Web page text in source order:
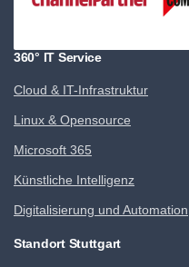
360° IT Service
Cloud & IT-Infrastruktur
Linux & Opensource
Microsoft 365
Künstliche Intelligenz
Digitalisierung und Automation
Standort Stuttgart